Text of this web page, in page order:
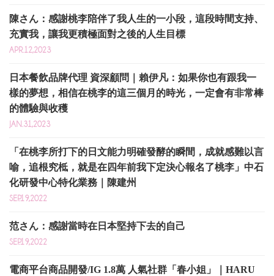
陳さん：感謝桃李陪伴了我人生的一小段，這段時間支持、
充實我，讓我更積極面對之後的人生目標
APR.12,2023
日本餐飲品牌代理 資深顧問｜賴伊凡：如果你也有跟我一
樣的夢想，相信在桃李的這三個月的時光，一定會有非常棒
的體驗與收穫
JAN.31,2023
「在桃李所打下的日文能力明確發酵的瞬間，成就感難以言
喻，追根究柢，就是在四年前我下定決心報名了桃李」中石
化研發中心特化業務｜陳建州
SEP.19,2022
范さん：感謝當時在日本堅持下去的自己
SEP.19,2022
電商平台商品開發/IG 1.8萬 人氣社群「春小姐」｜HARU